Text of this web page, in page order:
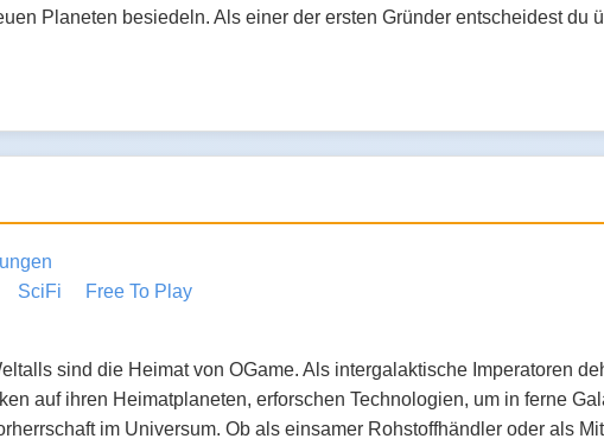
Planeten besiedeln. Als einer der ersten Gründer entscheidest
SciFi Free To Play
sind die Heimat von OGame. Als intergalaktische Imperatoren
auf ihren Heimatplaneten, erforschen Technologien, um in ferne
im Universum. Ob als einsamer Rohstoffhändler oder als